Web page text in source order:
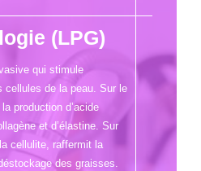
(LPG)
qui stimule
cellules de la peau. Sur le
production d’acide
et d’élastine. Sur
cellulite, raffermit la
des graisses.